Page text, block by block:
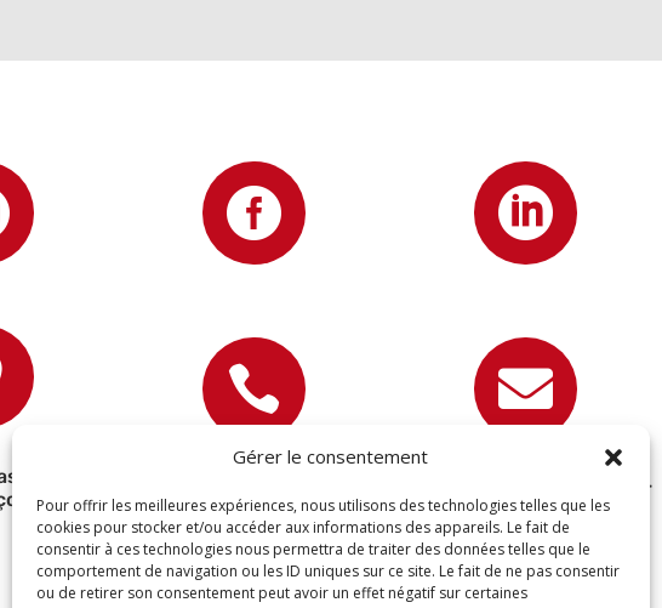
Gérer le consentement
Pour offrir les meilleures expériences, nous utilisons des technologies telles que les
cookies pour stocker et/ou accéder aux informations des appareils. Le fait de
consentir à ces technologies nous permettra de traiter des données telles que le
comportement de navigation ou les ID uniques sur ce site. Le fait de ne pas consentir
ou de retirer son consentement peut avoir un effet négatif sur certaines
 
Edison,
 
contact@devisettravaux.fr